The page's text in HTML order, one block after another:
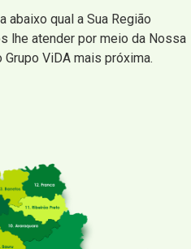
abaixo qual a Sua Região
lhe atender por meio da Nossa
ViDA mais próxima.